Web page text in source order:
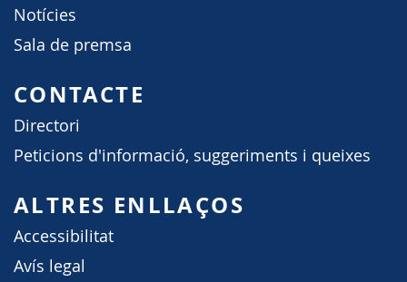
Notícies
Sala de premsa
CONTACTE
Directori
Peticions d'informació, suggeriments i queixes
ALTRES ENLLAÇOS
Accessibilitat
Avís legal